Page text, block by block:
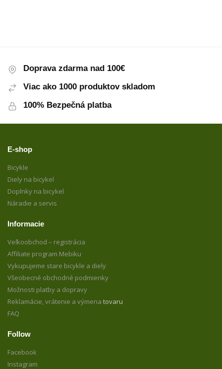
Doprava zdarma nad 100€
Viac ako 1000 produktov skladom
100% Bezpečná platba
E-shop
Bicykle
Diely na bicykel
Doplnky na bicykel
Náradie a servis
Informacie
Veľkoobchod – registrácia
Affiliate program Mebiku
Vykupujeme stare bicykle a diely
Všeobecné obchodné podmienky
Možnosti platby a dopravy
Reklamácie, vrátenie a výmena tovaru
FAQ
Follow
Facebook
Instagram